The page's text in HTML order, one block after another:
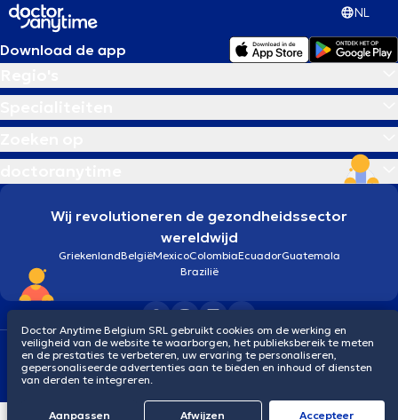
NL
Download de app
Wij revolutioneren de gezondheidssector
wereldwijd
GriekenlandBelgiëMexicoColombiaEcuadorGuatemala
Brazilië
Algemene voorwaarden CookiesPrivacybeleid
© 2026 doctoranytime
Doctor Anytime Belgium SRL gebruikt cookies om de werking en
veiligheid van de website te waarborgen, het publieksbereik te meten
en de prestaties te verbeteren, uw ervaring te personaliseren,
gepersonaliseerde advertenties aan te bieden en inhoud of diensten
van derden te integreren.
Aanpassen Afwijzen Αccepteer